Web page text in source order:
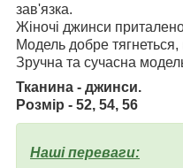
зав'язка.
Жіночі джинси
Модель добре тягнеться,
Зручна та сучасна
Тканина - джинси.
Розмір - 52, 54, 56
Наші переваги: